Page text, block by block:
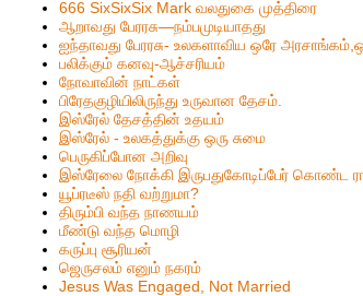
666 SixSixSix Mark வலதுகை முத்திரை
ஆறாவது பேரரசு—நம்பமுடியாதது
ஐந்தாவது பேரரசு- உலகளாவிய ஒரே
பலிக்கும் கனவு-ஆச்சரியம்
நோவாவின் நாட்கள்
பிரேதகுழியிலிருந்து உருவான தேசம்.
இஸ்ரேல் தேசத்தின் உதயம்
இஸ்ரேல் - உலகத்துக்கு ஒரு சுமை
பெருகிப்போன அறிவு
இஸ்ரேலை நோக்கி இருபதுகோடிப்பேர் கொண்ட
யூப்ரடீஸ் நதி வற்றுமா?
திரும்பி வந்த நாணயம்
மீண்டு வந்த மொழி
கருப்பு சூரியன்
ஜெருசலம் எனும் நகரம்
Jesus Was Engaged, Not Married